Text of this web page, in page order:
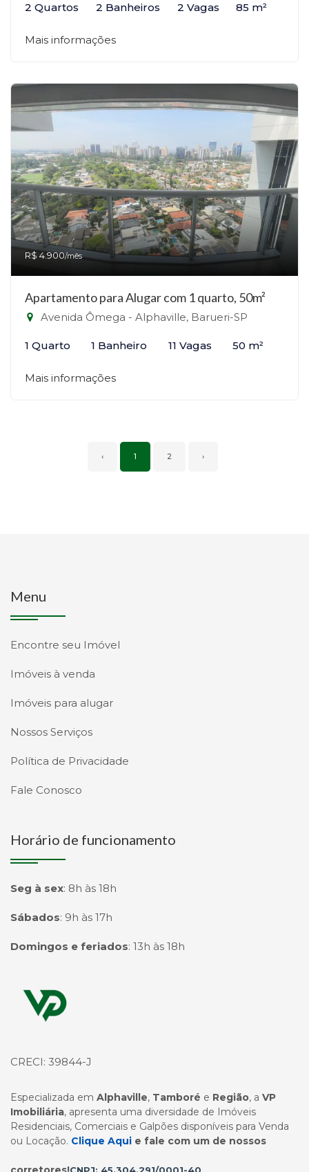
2 Quartos 2 Banheiros 2 Vagas 85 m²
Mais informações
R$ 4.900/mês
Apartamento para Alugar com 1 quarto, 50m²
Avenida Ômega - Alphaville, Barueri-SP
1 Quarto 1 Banheiro 11 Vagas 50 m²
Mais informações
‹ 1 2 ›
Menu
Encontre seu Imóvel
Imóveis à venda
Imóveis para alugar
Nossos Serviços
Política de Privacidade
Fale Conosco
Horário de funcionamento
Seg à sex: 8h às 18h
Sábados: 9h às 17h
Domingos e feriados: 13h às 18h
Página inicial
CRECI: 39844-J
Especializada em Alphaville, Tamboré e Região, a VP
Imobiliária, apresenta uma diversidade de Imóveis
Residenciais, Comerciais e Galpões disponíveis para Venda
ou Locação. Clique Aqui e fale com um de nossos